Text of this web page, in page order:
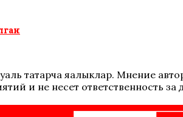
татарча яңалыклар. Мнение
и не несет ответственность